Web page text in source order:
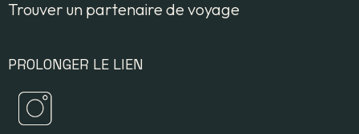
Trouver un partenaire de voyage
PROLONGER LE LIEN